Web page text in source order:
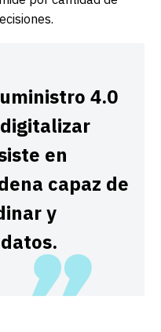
4.0
en
capaz de
y